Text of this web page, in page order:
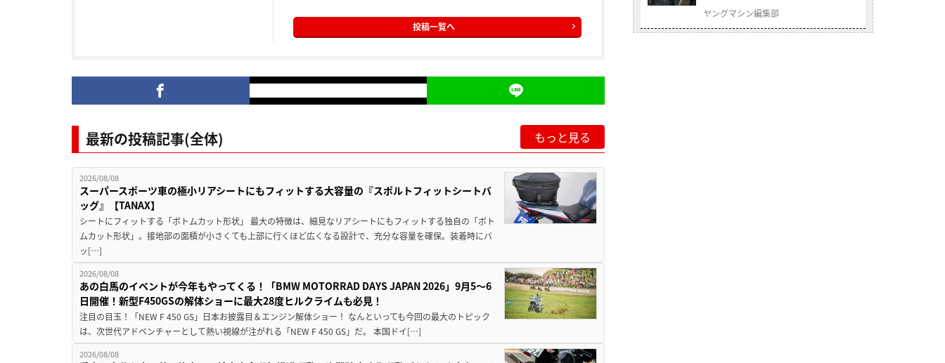
投稿一覧へ
最新の投稿記事(全体) もっと見る
2026/08/08
スーパースポーツ車の極小リアシートにもフィットする大容量の『スポルトフィットシートバ
ッグ』【TANAX】
シートにフィットする「ボトムカット形状」 最大の特徴は、細見なリアシートにもフィットする独自の「ボト
ムカット形状」。接地部の面積が小さくても上部に行くほど広くなる設計で、充分な容量を確保。装着時にバ
ッ[…]
2026/08/08
あの白馬のイベントが今年もやってくる！「BMW MOTORRAD DAYS JAPAN 2026」9月5〜6
日開催！新型F450GSの解体ショーに最大28度ヒルクライムも必見！
注目の目玉！「NEW F 450 GS」日本お披露目＆エンジン解体ショー！ なんといっても今回の最大のトピック
は、次世代アドベンチャーとして熱い視線が注がれる「NEW F 450 GS」だ。 本国ドイ[…]
2026/08/08
ヤングマシン編集部